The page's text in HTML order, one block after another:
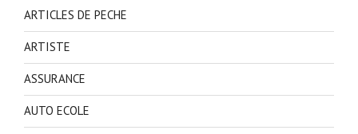
ARTICLES DE PECHE
ARTISTE
ASSURANCE
AUTO ECOLE